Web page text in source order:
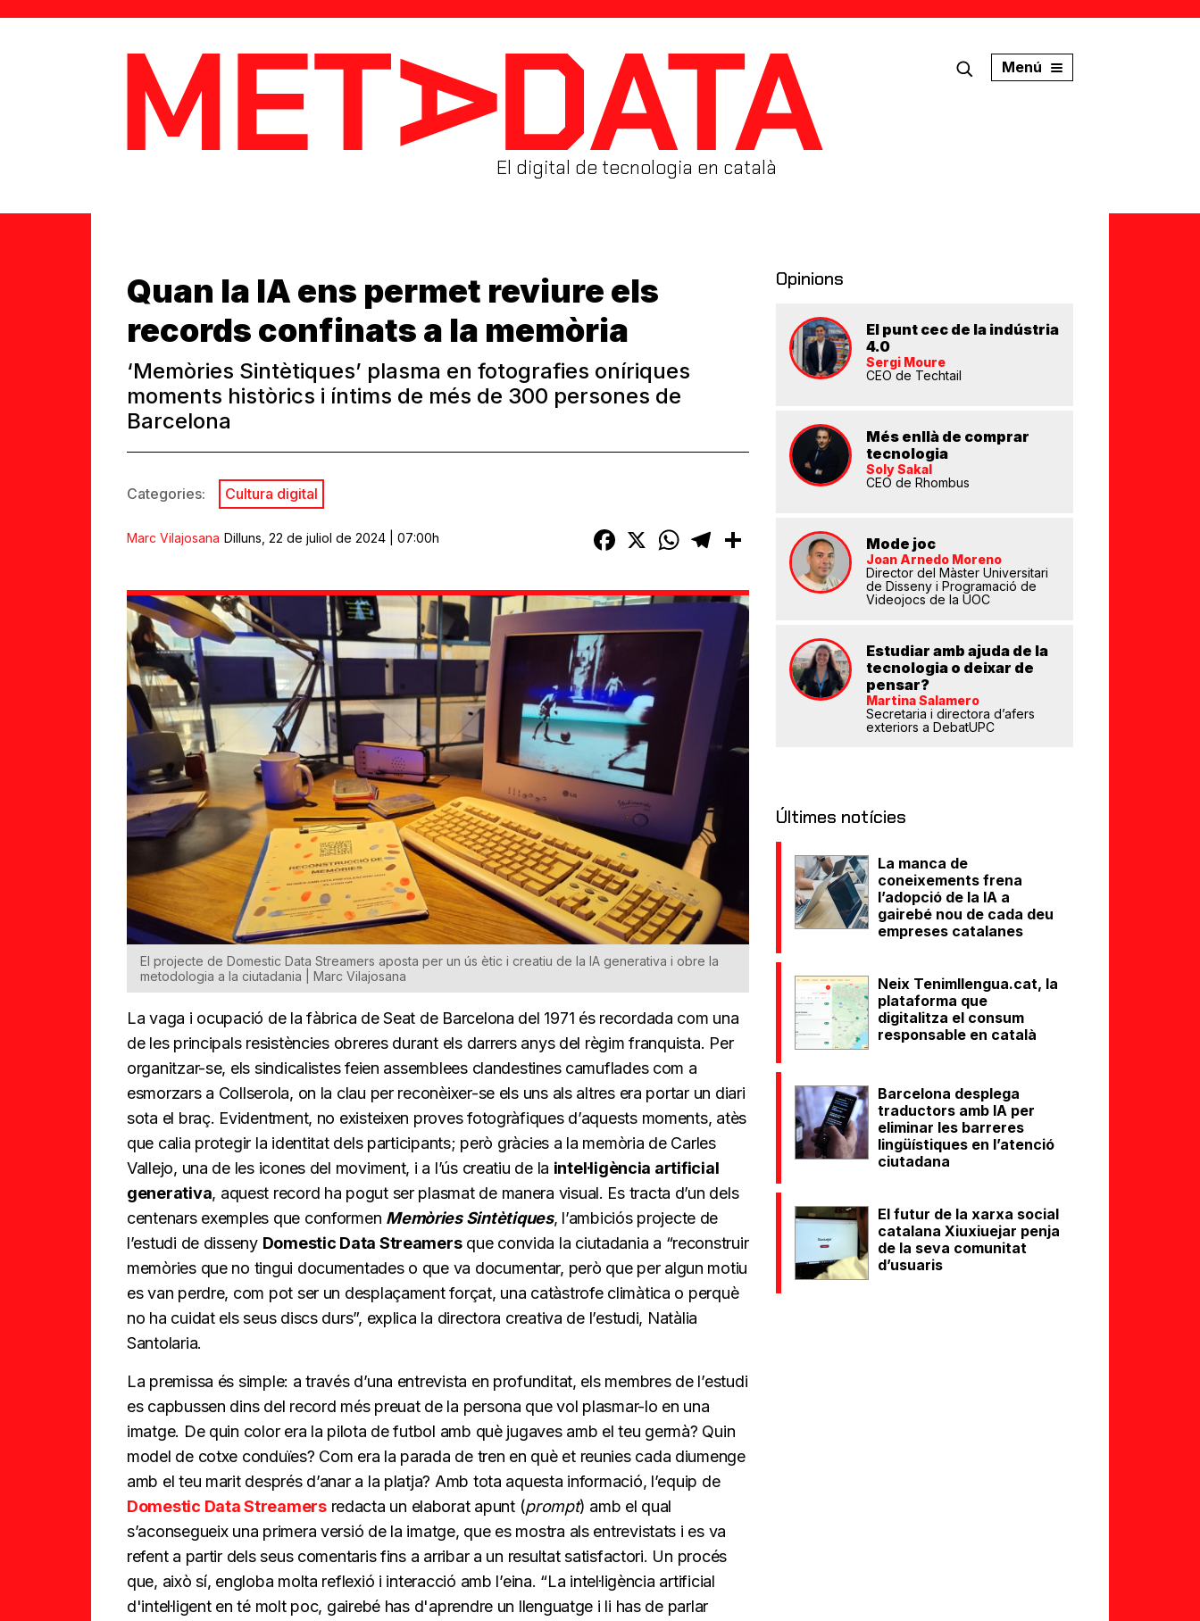
MetaData
El digital de tecnologia en català
Menú
Quan la IA ens permet reviure els
records confinats a la memòria
‘Memòries Sintètiques’ plasma en fotografies oníriques
moments històrics i íntims de més de 300 persones de
Barcelona
Categories: Cultura digital
Marc Vilajosana Dilluns, 22 de juliol de 2024 | 07:00h Facebook
X WhatsAppTelegramComparteix
El projecte de Domestic Data Streamers aposta per un ús ètic i creatiu de la IA generativa i obre la
metodologia a la ciutadania | Marc Vilajosana
La vaga i ocupació de la fàbrica de Seat de Barcelona del 1971 és recordada com una
de les principals resistències obreres durant els darrers anys del règim franquista. Per
organitzar-se, els sindicalistes feien assemblees clandestines camuflades com a
esmorzars a Collserola, on la clau per reconèixer-se els uns als altres era portar un diari
sota el braç. Evidentment, no existeixen proves fotogràfiques d’aquests moments, atès
que calia protegir la identitat dels participants; però gràcies a la memòria de Carles
Vallejo, una de les icones del moviment, i a l’ús creatiu de la intel·ligència artificial
generativa, aquest record ha pogut ser plasmat de manera visual. Es tracta d’un dels
centenars exemples que conformen Memòries Sintètiques, l’ambiciós projecte de
l’estudi de disseny Domestic Data Streamersque convida la ciutadania a “reconstruir
memòries que no tingui documentades o que va documentar, però que per algun motiu
es van perdre, com pot ser un desplaçament forçat, una catàstrofe climàtica o perquè
no ha cuidat els seus discs durs”, explica la directora creativa de l’estudi, Natàlia
Santolaria.
La premissa és simple: a través d’una entrevista en profunditat, els membres de l’estudi
es capbussen dins del record més preuat de la persona que vol plasmar-lo en una
imatge. De quin color era la pilota de futbol amb què jugaves amb el teu germà? Quin
model de cotxe conduïes? Com era la parada de tren en què et reunies cada diumenge
amb el teu marit després d’anar a la platja? Amb tota aquesta informació, l’equip de
Domestic Data Streamersredacta un elaborat apunt (prompt) amb el qual
s’aconsegueix una primera versió de la imatge, que es mostra als entrevistats i es va
refent a partir dels seus comentaris fins a arribar a un resultat satisfactori. Un procés
que, això sí, engloba molta reflexió i interacció amb l’eina. “La intel·ligència artificial
d'intel·ligent en té molt poc, gairebé has d'aprendre un llenguatge i li has de parlar
Opinions
El punt cec de la indústria
4.0
Sergi Moure
CEO de Techtail
Més enllà de comprar
tecnologia
Soly Sakal
CEO de Rhombus
Mode joc
Joan Arnedo Moreno
Director del Màster Universitari
de Disseny i Programació de
Videojocs de la UOC
Estudiar amb ajuda de la
tecnologia o deixar de
pensar?
Martina Salamero
Secretaria i directora d’afers
exteriors a DebatUPC
Últimes notícies
La manca de
coneixements frena
l’adopció de la IA a
gairebé nou de cada deu
empreses catalanes
Neix Tenimllengua.cat, la
plataforma que
digitalitza el consum
responsable en català
Barcelona desplega
traductors amb IA per
eliminar les barreres
lingüístiques en l’atenció
ciutadana
El futur de la xarxa social
catalana Xiuxiuejar penja
de la seva comunitat
d’usuaris